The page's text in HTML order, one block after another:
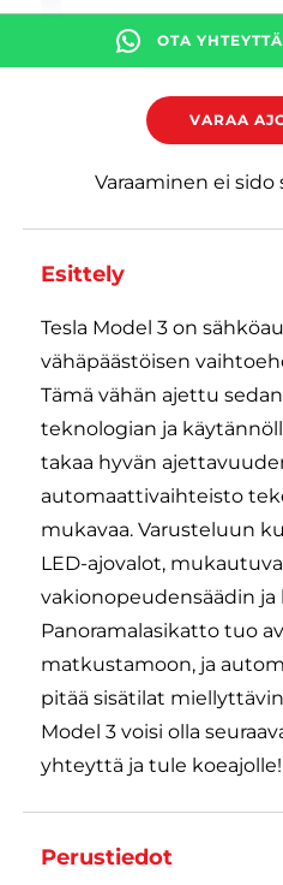
OTA
VARAA
Varaaminen ei
Esittely
Tesla Model 3 on
vähäpäästöisen
Tämä vähän ajettu
teknologian ja
takaa hyvän
automaattivaihteisto
mukavaa. Varusteluun
LED-ajovalot, mukautuva
vakionopeudensäädin
Panoramalasikatto tuo
matkustamoon, ja
pitää sisätilat
Model 3 voisi olla
yhteyttä ja tule koeajolle!
Perustiedot